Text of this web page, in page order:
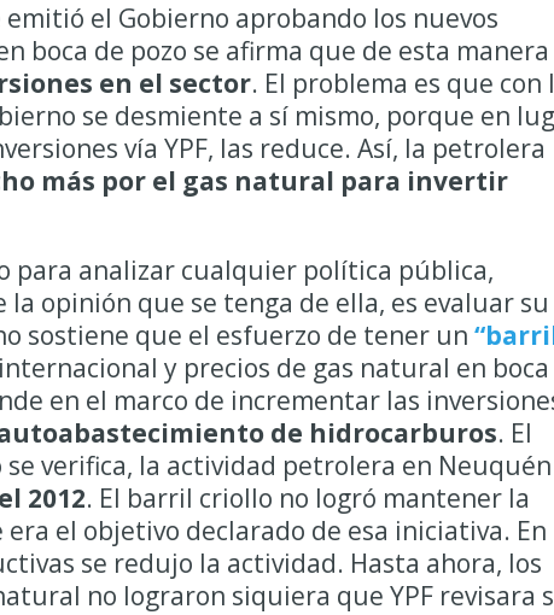
emitió el Gobierno aprobando los nuevos
boca de pozo se afirma que de esta manera
en el sector. El problema es que con
se desmiente a sí mismo, porque en
vía YPF, las reduce. Así, la petrolera
más por el gas natural para invertir
para analizar cualquier política pública,
opinión que se tenga de ella, es evaluar su
sostiene que el esfuerzo de tener un
y precios de gas natural en boca
en el marco de incrementar las
de hidrocarburos. El
verifica, la actividad petrolera en Neuquén
2012. El barril criollo no logró mantener la
el objetivo declarado de esa iniciativa. En
se redujo la actividad. Hasta ahora, los
no lograron siquiera que YPF revisara